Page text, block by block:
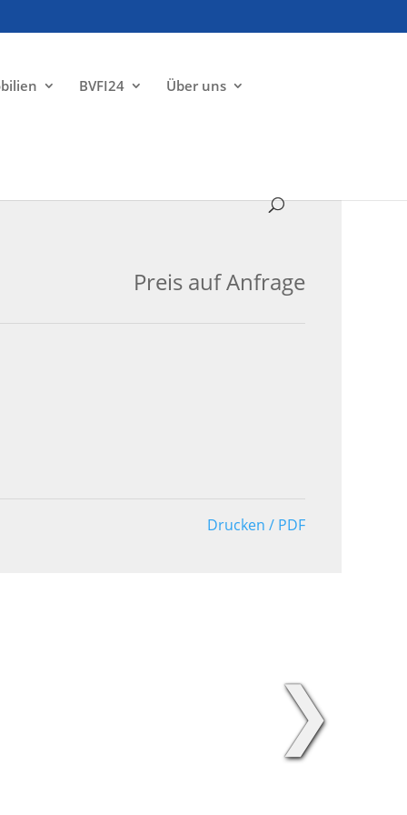
BVFI24 Über uns
Preis auf Anfrage
Drucken / PDF
❯